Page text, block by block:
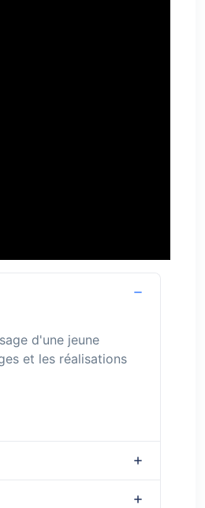
d'une jeune
et les réalisations